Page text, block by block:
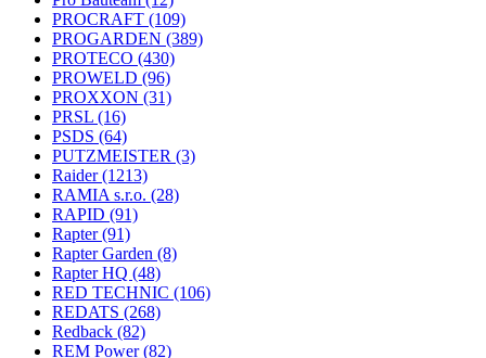
PROCRAFT (109)
PROGARDEN (389)
PROTECO (430)
PROWELD (96)
PROXXON (31)
PRSL (16)
PSDS (64)
PUTZMEISTER (3)
Raider(1213)
RAMIA s.r.o. (28)
RAPID (91)
Rapter(91)
Rapter Garden (8)
Rapter HQ (48)
RED TECHNIC (106)
REDATS (268)
Redback (82)
REM Power(82)